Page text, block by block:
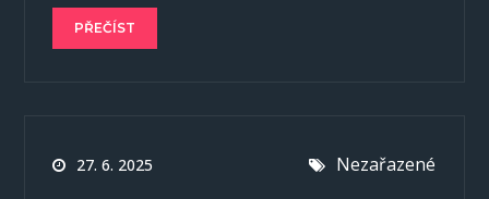
PŘEČÍST
27. 6. 2025 Nezařazené